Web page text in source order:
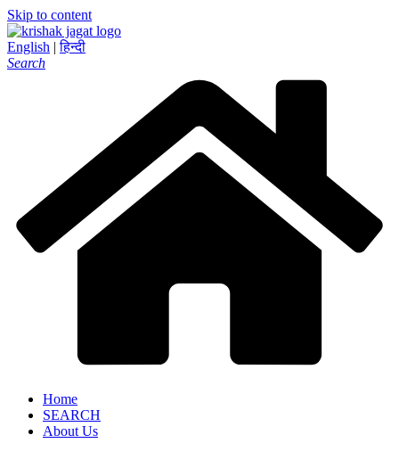
Skip to content
English | हिन्दी
Search
Home
SEARCH
About Us